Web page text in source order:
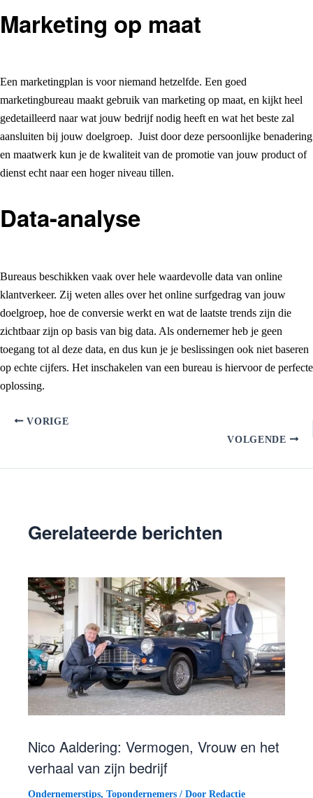
Marketing op maat
Een marketingplan is voor niemand hetzelfde. Een goed
marketingbureau maakt gebruik van marketing op maat, en kijkt heel
gedetailleerd naar wat jouw bedrijf nodig heeft en wat het beste zal
aansluiten bij jouw doelgroep. Juist door deze persoonlijke benadering
en maatwerk kun je de kwaliteit van de promotie van jouw product of
dienst echt naar een hoger niveau tillen.
Data-analyse
Bureaus beschikken vaak over hele waardevolle data van online
klantverkeer. Zij weten alles over het online surfgedrag van jouw
doelgroep, hoe de conversie werkt en wat de laatste trends zijn die
zichtbaar zijn op basis van big data. Als ondernemer heb je geen
toegang tot al deze data, en dus kun je je beslissingen ook niet baseren
op echte cijfers. Het inschakelen van een bureau is hiervoor de perfecte
oplossing.
VORIGE
VOLGENDE
Gerelateerde berichten
Nico Aaldering: Vermogen, Vrouw en het
verhaal van zijn bedrijf
Ondernemerstips, Topondernemers / Door Redactie